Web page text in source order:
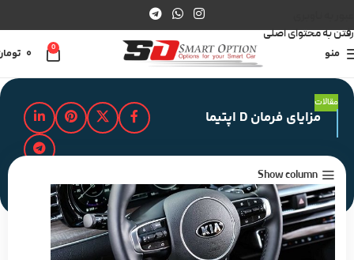
رفتن به محتوای اصلی
منو
0
مقالات
مزایای فرمان D اپتیما
مدت زمان مطالعه : 2 دقیقه
Show column